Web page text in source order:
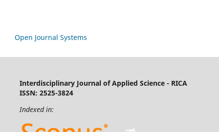
Open Journal Systems
Interdisciplinary Journal of Applied Science - RICA
ISSN: 2525-3824
Indexed in: